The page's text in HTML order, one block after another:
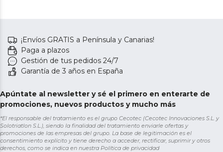
¡Envíos GRATIS a Península y Canarias!
Paga a plazos
Gestión de tus pedidos 24/7
Garantía de 3 años en España
Apúntate al newsletter y sé el primero en enterarte de
promociones, nuevos productos y mucho más
*El responsable del tratamiento es el grupo Cecotec (Cecotec Innovaciones S.L. y
Solotriatlon S.L.), siendo la finalidad del tratamiento enviarle ofertas y
promociones de las empresas del grupo. La base de legitimación es el
consentimiento explícito y tiene derecho a acceder, rectificar, suprimir y otros
derechos, como se indica en nuestra Política de privacidad